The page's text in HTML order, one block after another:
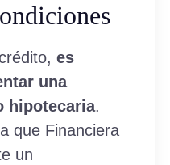
es
una
hipotecaria.
que Financiera
un